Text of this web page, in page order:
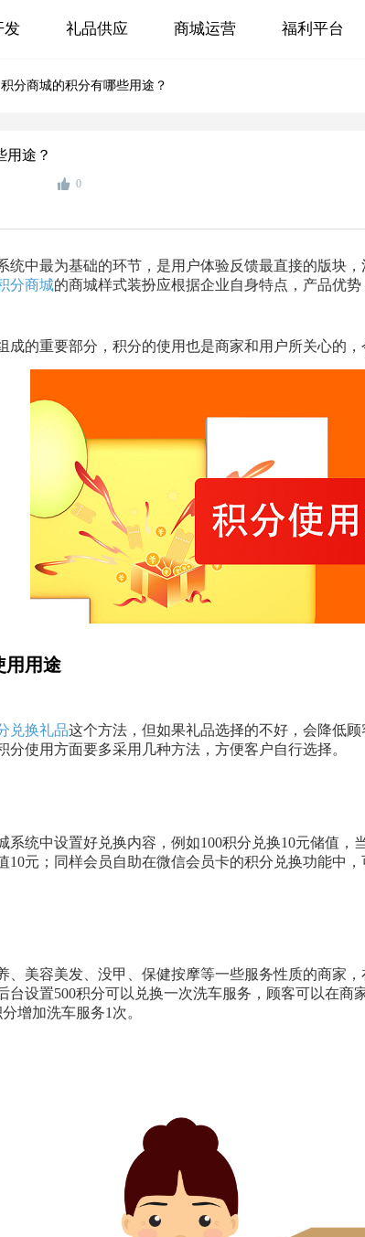
发 礼品供应 商城运营 福利平台
分商城的积分有哪些用途？
用途？
0
统中最为基础的环节，是用户体验反馈最直接的版块
分商城的商城样式装扮应根据企业自身特点，产品优势
成的重要部分，积分的使用也是商家和用户所关心的
用用途
兑换礼品这个方法，但如果礼品选择的不好，会降低
分使用方面要多采用几种方法，方便客户自行选择。
系统中设置好兑换内容，例如100积分兑换10元储值
10元；同样会员自助在微信会员卡的积分兑换功能中
、美容美发、没甲、保健按摩等一些服务性质的商家
台设置500积分可以兑换一次洗车服务，顾客可以在
增加洗车服务1次。